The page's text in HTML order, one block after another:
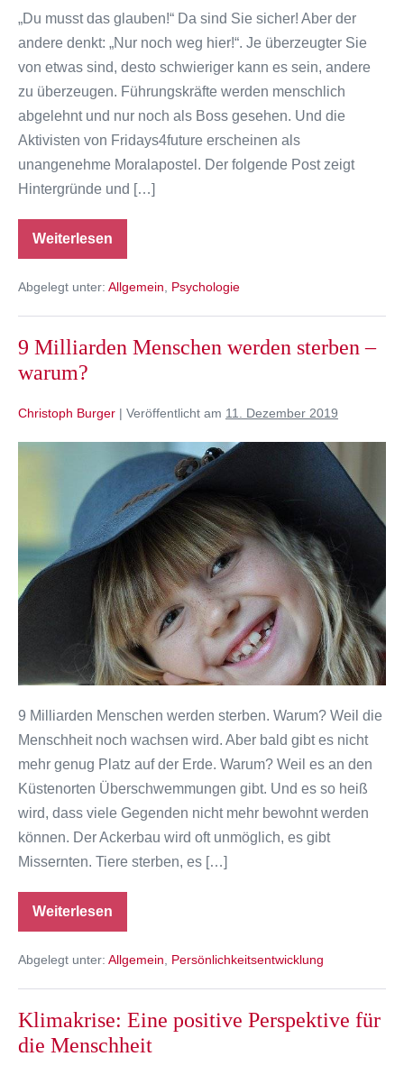
„Du musst das glauben!“ Da sind Sie sicher! Aber der
andere denkt: „Nur noch weg hier!“. Je überzeugter Sie
von etwas sind, desto schwieriger kann es sein, andere
zu überzeugen. Führungskräfte werden menschlich
abgelehnt und nur noch als Boss gesehen. Und die
Aktivisten von Fridays4future erscheinen als
unangenehme Moralapostel. Der folgende Post zeigt
Hintergründe und […]
WeiterlesenKommunikation:
Wie
andere
–
zu
moralisieren
Abgelegt unter: Allgemein Psychologie
9 Milliarden Menschen werden sterben –
warum?
Christoph Burger | Veröffentlicht am 11. Dezember 2019
Menschen
sterben
–
warum?
9 Milliarden Menschen werden sterben. Warum? Weil die
Menschheit noch wachsen wird. Aber bald gibt es nicht
mehr genug Platz auf der Erde. Warum? Weil es an den
Küstenorten Überschwemmungen gibt. Und es so heiß
wird, dass viele Gegenden nicht mehr bewohnt werden
können. Der Ackerbau wird oft unmöglich, es gibt
Missernten. Tiere sterben, es […]
Weiterlesen
9
Milliarden
werden
–
Abgelegt unter: Allgemein, Persönlichkeitsentwicklung
Klimakrise: Eine positive Perspektive für
die Menschheit